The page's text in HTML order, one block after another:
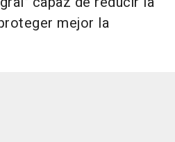
mejor la